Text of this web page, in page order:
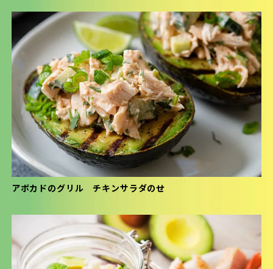
アボカドのグリル チキンサラダのせ